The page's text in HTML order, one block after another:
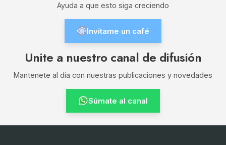
Ayuda a que esto siga creciendo
Invitame un café
Unite a nuestro canal de difusión
Mantenete al día con nuestras publicaciones y novedades
Súmate al canal